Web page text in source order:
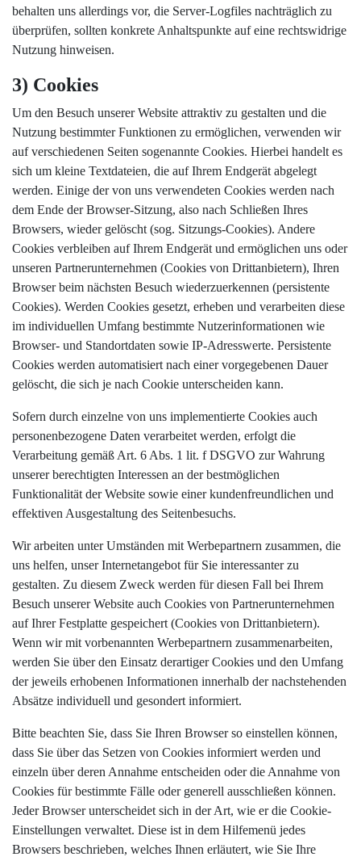
behalten uns allerdings vor, die Server-Logfiles nachträglich zu
überprüfen, sollten konkrete Anhaltspunkte auf eine rechtswidrige
Nutzung hinweisen.
3) Cookies
Um den Besuch unserer Website attraktiv zu gestalten und die
Nutzung bestimmter Funktionen zu ermöglichen, verwenden wir
auf verschiedenen Seiten sogenannte Cookies. Hierbei handelt es
sich um kleine Textdateien, die auf Ihrem Endgerät abgelegt
werden. Einige der von uns verwendeten Cookies werden nach
dem Ende der Browser-Sitzung, also nach Schließen Ihres
Browsers, wieder gelöscht (sog. Sitzungs-Cookies). Andere
Cookies verbleiben auf Ihrem Endgerät und ermöglichen uns oder
unseren Partnerunternehmen (Cookies von Drittanbietern), Ihren
Browser beim nächsten Besuch wiederzuerkennen (persistente
Cookies). Werden Cookies gesetzt, erheben und verarbeiten diese
im individuellen Umfang bestimmte Nutzerinformationen wie
Browser- und Standortdaten sowie IP-Adresswerte. Persistente
Cookies werden automatisiert nach einer vorgegebenen Dauer
gelöscht, die sich je nach Cookie unterscheiden kann.
Sofern durch einzelne von uns implementierte Cookies auch
personenbezogene Daten verarbeitet werden, erfolgt die
Verarbeitung gemäß Art. 6 Abs. 1 lit. f DSGVO zur Wahrung
unserer berechtigten Interessen an der bestmöglichen
Funktionalität der Website sowie einer kundenfreundlichen und
effektiven Ausgestaltung des Seitenbesuchs.
Wir arbeiten unter Umständen mit Werbepartnern zusammen, die
uns helfen, unser Internetangebot für Sie interessanter zu
gestalten. Zu diesem Zweck werden für diesen Fall bei Ihrem
Besuch unserer Website auch Cookies von Partnerunternehmen
auf Ihrer Festplatte gespeichert (Cookies von Drittanbietern).
Wenn wir mit vorbenannten Werbepartnern zusammenarbeiten,
werden Sie über den Einsatz derartiger Cookies und den Umfang
der jeweils erhobenen Informationen innerhalb der nachstehenden
Absätze individuell und gesondert informiert.
Bitte beachten Sie, dass Sie Ihren Browser so einstellen können,
dass Sie über das Setzen von Cookies informiert werden und
einzeln über deren Annahme entscheiden oder die Annahme von
Cookies für bestimmte Fälle oder generell ausschließen können.
Jeder Browser unterscheidet sich in der Art, wie er die Cookie-
Einstellungen verwaltet. Diese ist in dem Hilfemenü jedes
Browsers beschrieben, welches Ihnen erläutert, wie Sie Ihre